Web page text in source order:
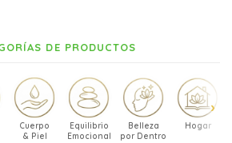
DE PRODUCTOS
Cuerpo
& Piel
Equilibrio
Emocional
Belleza
por Dentro
Hogar